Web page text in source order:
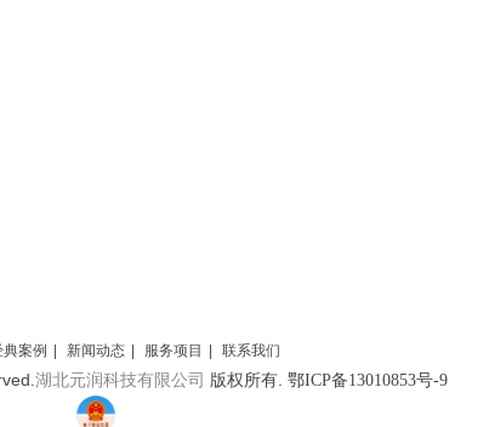
典案例 新闻动态 服务项目 联系我们
湖北元润科技有限公司 版权所有. 鄂ICP备13010853号-9